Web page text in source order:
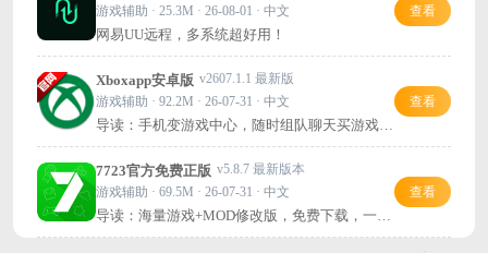
游戏辅助 · 25.3M · 26-08-01 · 中文
网易UU远程，多系统超好用！
查看
Xboxapp安卓版 v2607.1.1 最新版
游戏辅助 · 92.2M · 26-07-31 · 中文
导读：手机变游戏中心，随时组队聊天买游戏，
Xbox官方应用推荐下载！
查看
7723官方免费正版 v5.8.7 最新版本
游戏辅助 · 69.5M · 26-07-31 · 中文
导读：海量游戏+MOD修改版，免费下载，一站
式玩到手软！
查看